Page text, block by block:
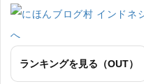
ランキングを見る（OUT）